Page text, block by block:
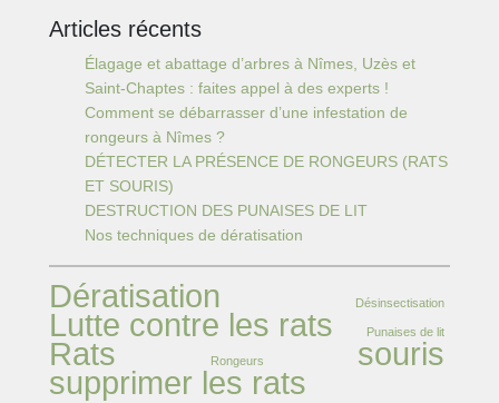
Articles récents
Élagage et abattage d’arbres à Nîmes, Uzès et
Saint-Chaptes : faites appel à des experts !
Comment se débarrasser d’une infestation de
rongeurs à Nîmes ?
DÉTECTER LA PRÉSENCE DE RONGEURS (RATS
ET SOURIS)
DESTRUCTION DES PUNAISES DE LIT
Nos techniques de dératisation
Dératisation Désinsectisation
Lutte contre les rats Punaises de lit
Rats Rongeurs souris
supprimer les rats